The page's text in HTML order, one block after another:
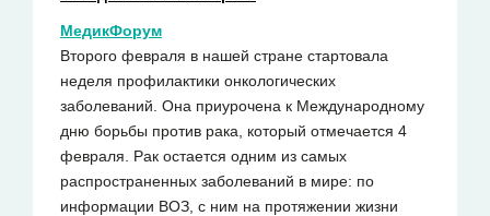
МедикФорум
Второго февраля в нашей стране стартовала
неделя профилактики онкологических
заболеваний. Она приурочена к Международному
дню борьбы против рака, который отмечается 4
февраля. Рак остается одним из самых
распространенных заболеваний в мире: по
информации ВОЗ, с ним на протяжении жизни